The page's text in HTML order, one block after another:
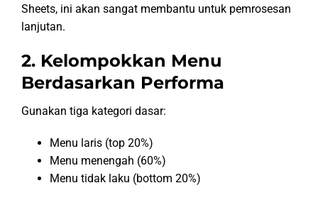
Sheets, ini akan sangat membantu untuk pemrosesan
lanjutan.
2. Kelompokkan Menu
Berdasarkan Performa
Gunakan tiga kategori dasar:
Menu laris (top 20%)
Menu menengah (60%)
Menu tidak laku (bottom 20%)